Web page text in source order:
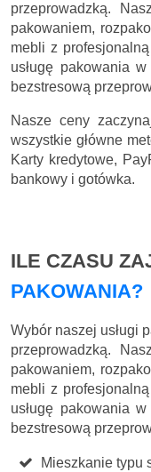
przeprowadzką.
pakowaniem,
mebli z
usługę pakowania
bezstresową
Nasze ceny
wszystkie główne
Karty kredytowe,
bankowy i gotówka.
ILE CZASU
PAKOWANIA?
Wybór naszej usługi
przeprowadzką.
pakowaniem,
mebli z
usługę pakowania
bezstresową
Mieszkanie typu